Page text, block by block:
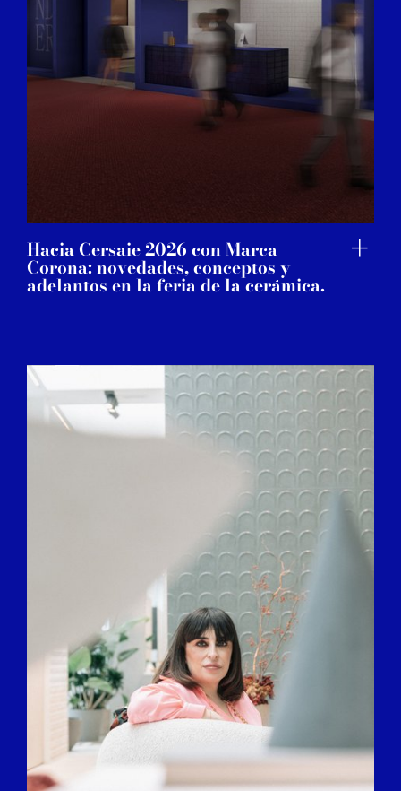
Hacia Cersaie 2026 con Marca
Corona: novedades, conceptos y
adelantos en la feria de la cerámica.